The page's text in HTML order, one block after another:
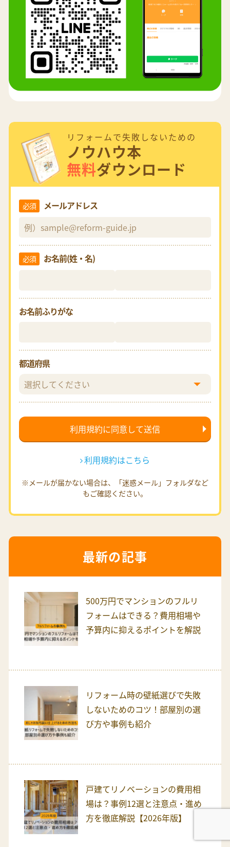
リフォームで失敗しないための
ノウハウ本
無料ダウンロード
必須 メールアドレス
必須 お名前(姓・名)
お名前ふりがな
都道府県
利用規約はこちら
※メールが届かない場合は、「迷惑メール」フォルダなど
もご確認ください。
最新の記事
500万円でマンションのフルリ
フォームはできる？費用相場や
予算内に抑えるポイントを解説
リフォーム時の壁紙選びで失敗
しないためのコツ！部屋別の選
び方や事例も紹介
戸建てリノベーションの費用相
場は？事例12選と注意点・進め
方を徹底解説【2026年版】